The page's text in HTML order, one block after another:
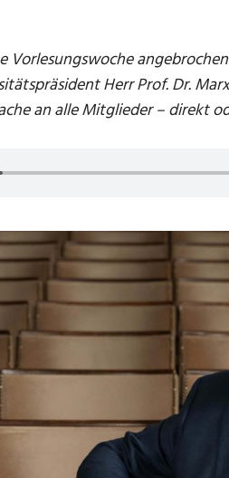
Vorlesungswoche
Herr Prof. Dr.
an alle Mitglieder – direkt